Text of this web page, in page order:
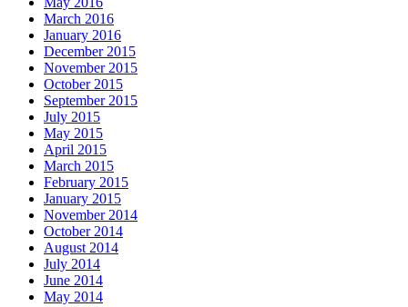
March 2016
January 2016
December 2015
November 2015
October 2015
September 2015
July 2015
May 2015
April 2015
March 2015
February 2015
January 2015
November 2014
October 2014
August 2014
July 2014
June 2014
May 2014